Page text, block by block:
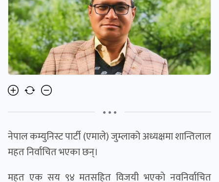
• • •
नेपाल कम्युनिस्ट पार्टी (एमाले) जुम्लाको अध्यक्षमा शान्तिलाल
महत निर्वाचित भएका छन्।
महत एक सय ९४ मतसहित विजयी भएकाे नवनिर्वाचित